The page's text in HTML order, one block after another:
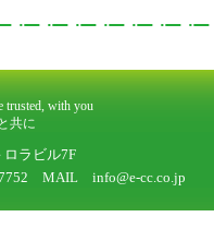
trusted, with you
共に
ロラビル7F
MAIL info@e-cc.co.jp